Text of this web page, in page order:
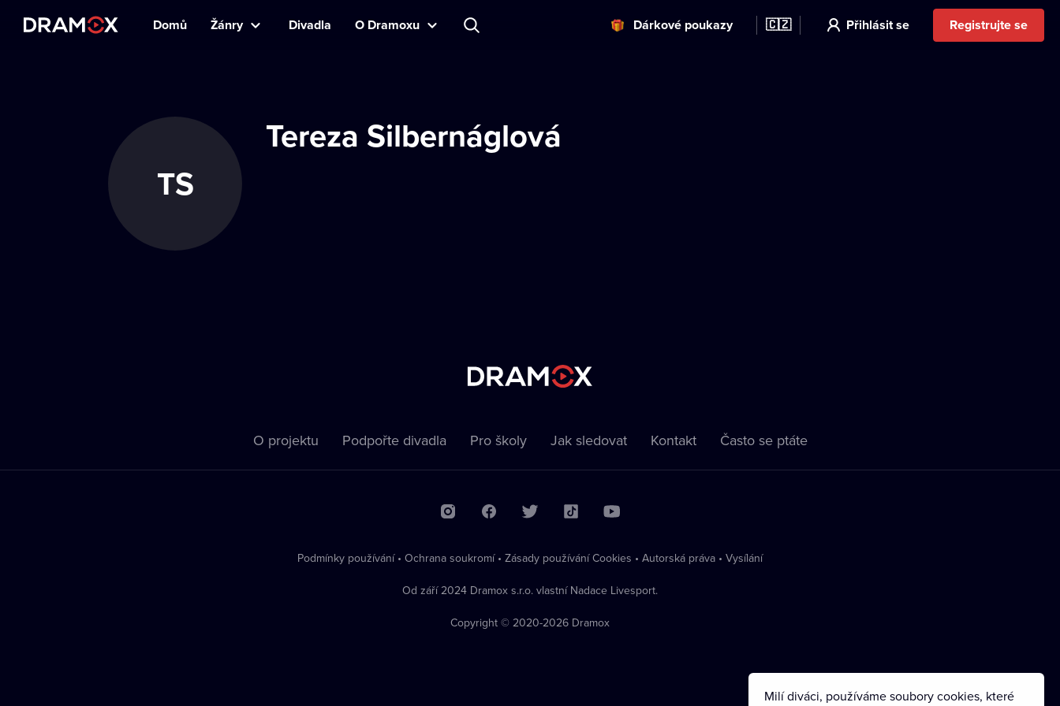
Domů Žánry Divadla O Dramoxu Dárkové poukazy 🇨🇿 Přihlásit se Registrujte se
TS
Tereza Silbernáglová
O projektu Podpořte divadla Pro školy Jak sledovat Kontakt Často se ptáte
Podmínky používání • Ochrana soukromí • Zásady používání Cookies • Autorská práva • Vysílání
Od září 2024 Dramox s.r.o. vlastní Nadace Livesport.
Copyright © 2020-2026 Dramox
Milí diváci, používáme soubory cookies, které